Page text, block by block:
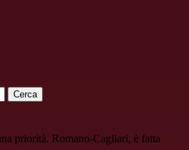
Cerca
priorità. Romano-Cagliari, è fatta